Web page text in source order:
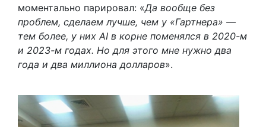
моментально парировал: «Да вообще без
проблем, сделаем лучше, чем у «Гартнера» —
тем более, у них AI в корне поменялся в 2020-м
и 2023-м годах. Но для этого мне нужно два
года и два миллиона долларов».